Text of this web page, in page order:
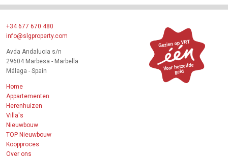
+34 677 670 480
info@slgproperty.com
Avda Andalucia s/n
29604 Marbesa - Marbella
Málaga - Spain
Home
Appartementen
Herenhuizen
Villa's
Nieuwbouw
TOP Nieuwbouw
Koopproces
Over ons